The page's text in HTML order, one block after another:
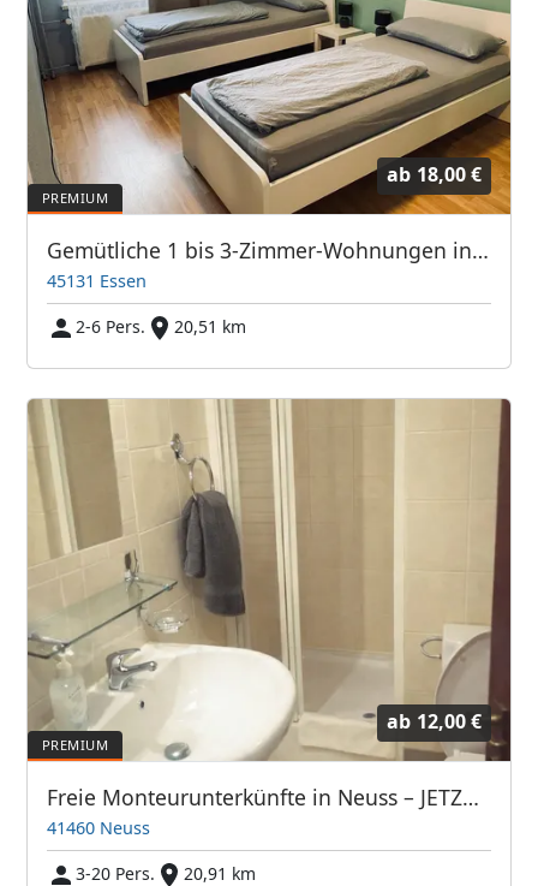
ab 18,00 €
Gemütliche 1 bis 3-Zimmer-Wohnungen in Essen Stadtmitte
45131 Essen
2-6 Pers.
20,51 km
ab 12,00 €
Freie Monteurunterkünfte in Neuss – JETZT anrufen! Wir sprechen auch Polnisch
41460 Neuss
3-20 Pers.
20,91 km